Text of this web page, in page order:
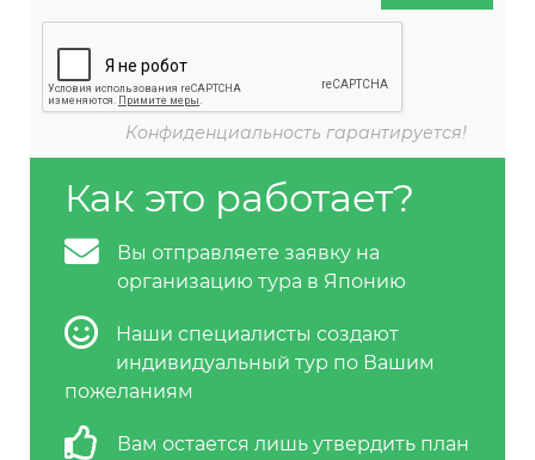
Как это работает?
Вы отправляете заявку на
организацию тура в Японию
Наши специалисты создают
индивидуальный тур по Вашим
пожеланиям
Вам остается лишь утвердить план